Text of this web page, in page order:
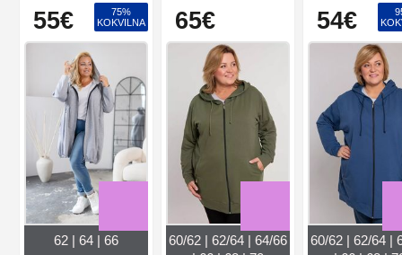
55€
75%
KOKVILNA
62 | 64 | 66
65€
60/62 | 62/64 | 64/66
54€
60/62 | 62/64 |